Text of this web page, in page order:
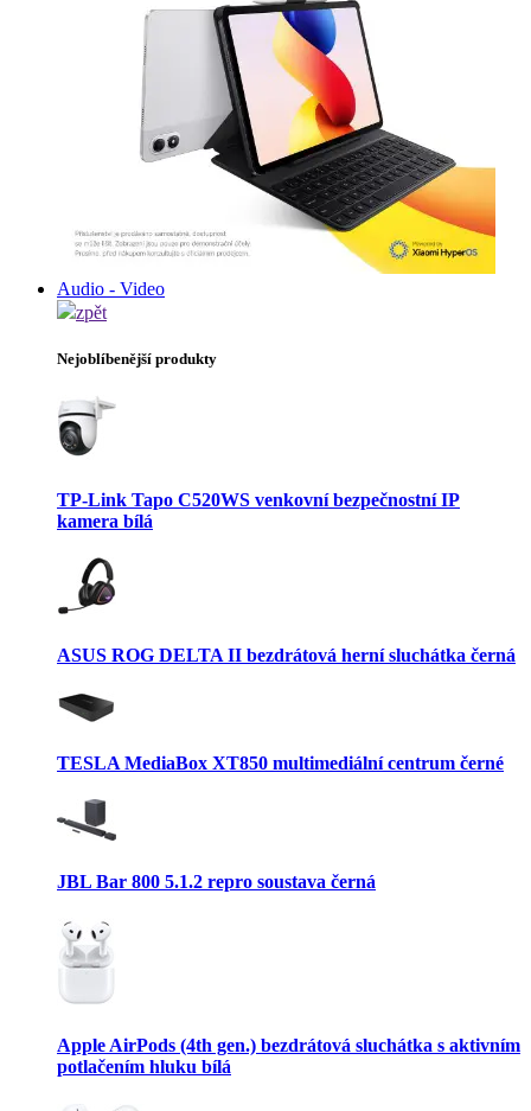
Audio - Video
zpět
Nejoblíbenější produkty
TP-Link Tapo C520WS venkovní bezpečnostní IP
kamera bílá
ASUS ROG DELTA II bezdrátová herní sluchátka černá
TESLA MediaBox XT850 multimediální centrum černé
JBL Bar 800 5.1.2 repro soustava černá
Apple AirPods (4th gen.) bezdrátová sluchátka s aktivním
potlačením hluku bílá